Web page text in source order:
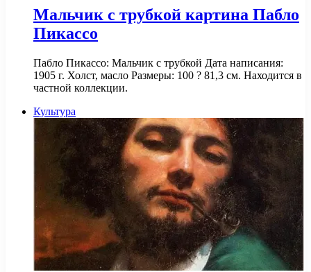
Мальчик с трубкой картина Пабло
Пикассо
Пабло Пикассо: Мальчик с трубкой Дата написания:
1905 г. Холст, масло Размеры: 100 ? 81,3 см. Находится в
частной коллекции.
Культура